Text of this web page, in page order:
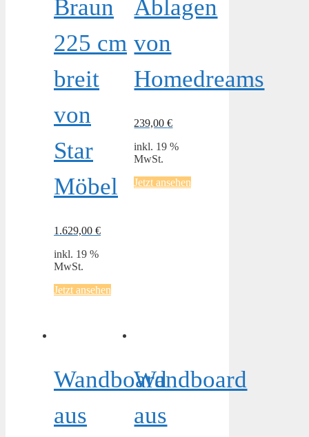
Braun
225 cm
breit
von
Star
Möbel
1.629,00 €
inkl. 19 %
MwSt.
Jetzt ansehen
Ablagen
von
Homedreams
239,00€
inkl. 19 %
MwSt.
Jetzt ansehen
Wandboard
aus
Wandboard
aus